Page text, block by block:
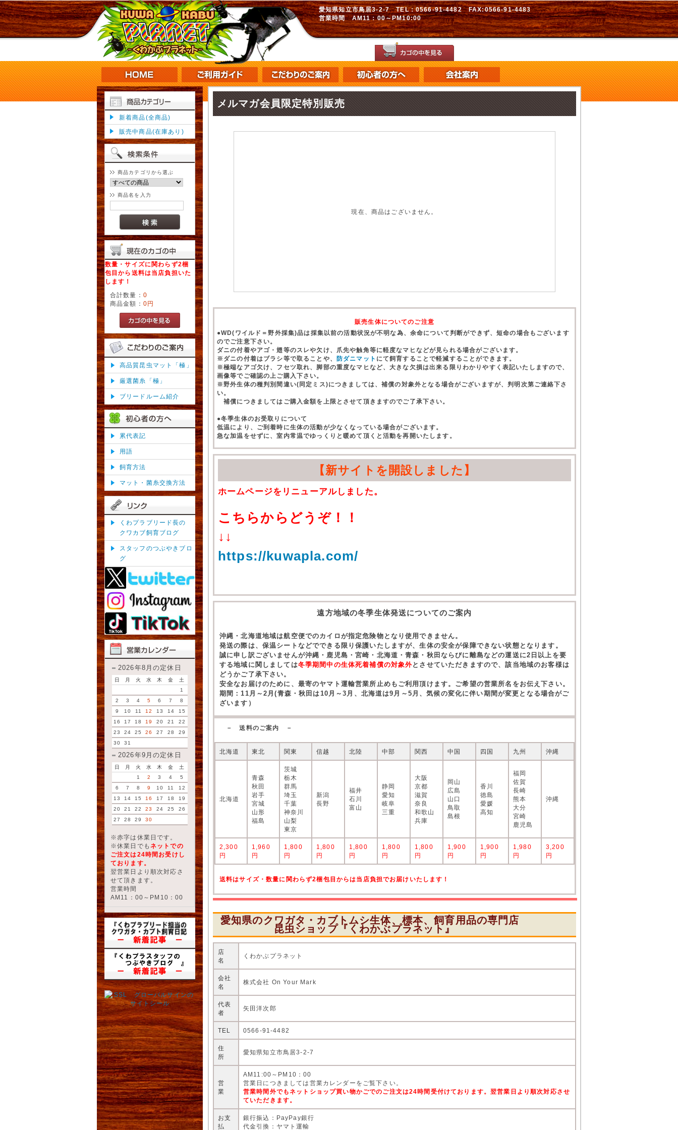
愛知県知立市鳥居3-2-7 TEL：0566-91-4482 FAX:0566-91-4483
営業時間 AM11：00～PM10:00
新着商品(全商品)
販売中商品(在庫あり)
商品カテゴリから選ぶ
商品名を入力
数量・サイズに関わらず2梱
包目から送料は当店負担いた
します！
合計数量： 0
商品金額： 0円
高品質昆虫マット「極」
厳選菌糸「極」
ブリードルーム紹介
累代表記
用語
飼育方法
マット・菌糸交換方法
くわプラブリード長の
クワカブ飼育ブログ
スタッフのつぶやきブロ
グ
2026年8月の定休日
日 月 火 水 木 金
土
1
2
3 4 5 6 7
8
9
10 11 12 13 14
15
16
17 18 19 20 21
22
23
24 25 26 27 28
29
30
31
2026年9月の定休日
日 月 火 水 木 金
土
1
2 3 4
5
6
7 8 9 10 11
12
13
14 15 16 17 18
19
20
21 22 23 24 25
26
27
28 29 30
※赤字は休業日です。
※休業日でも ネットでの
ご注文は24時間お受けし
ております。
翌営業日より順次対応さ
せて頂きます。
営業時間
AM11：00～PM10：00
メルマガ会員限定特別販売
現在、商品はございません。
販売生体についてのご注意
●WD(ワイルド＝野外採集)品は採集以前の活動状況が不明な為、余命について判断ができず、短命の場合もございます
のでご注意下さい。
ダニの付着やアゴ・翅等のスレや欠け、爪先や触角等に軽度なマヒなどが見られる場合がございます。
※ダニの付着はブラシ等で取ることや、 防ダニマット にて飼育することで軽減することができます。
※極端なアゴ欠け、フセツ取れ、脚部の重度なマヒなど、大きな欠損は出来る限りわかりやすく表記いたしますので、
画像等でご確認の上ご購入下さい。
※野外生体の種判別間違い(同定ミス)につきましては、補償の対象外となる場合がございますが、判明次第ご連絡下さ
い。
補償につきましてはご購入金額を上限とさせて頂きますのでご了承下さい。
●冬季生体のお受取りについて
低温により、ご到着時に生体の活動が少なくなっている場合がございます。
急な加温をせずに、室内常温でゆっくりと暖めて頂くと活動を再開いたします。
【新サイトを開設しました】
ホームページをリニューアルしました。
こちらからどうぞ！！
↓↓
https://kuwapla.com/
遠方地域の冬季生体発送についてのご案内
沖縄・北海道地域は航空便でのカイロが指定危険物となり使用できません。
発送の際は、保温シートなどでできる限り保護いたしますが、生体の安全が保障できない状態となります。
誠に申し訳ございませんが沖縄・鹿児島・宮崎・北海道・青森・秋田ならびに離島などの運送に2日以上を要
する地域に関しましては冬季期間中の生体死着補償の対象外とさせていただきますので、該当地域のお客様は
どうかご了承下さい。
安全なお届けのために、最寄のヤマト運輸営業所止めもご利用頂けます。ご希望の営業所名をお伝え下さい。
期間：11月～2月(青森・秋田は10月～3月、北海道は9月～5月、気候の変化に伴い期間が変更となる場合がご
ざいます）
－ 送料のご案内 －
北海道 東北 関東 信越 北陸 中部 関西 中国 四国 九州 沖縄
北海道
青森
秋田
岩手
宮城
山形
福島
茨城
栃木
群馬
埼玉
千葉
神奈川
山梨
東京
新潟
長野
福井
石川
富山
静岡
愛知
岐阜
三重
大阪
京都
滋賀
奈良
和歌山
兵庫
岡山
広島
山口
鳥取
島根
香川
徳島
愛媛
高知
福岡
佐賀
長崎
熊本
大分
宮崎
鹿児島
沖縄
2,300
円
1,960
円
1,800
円
1,800
円
1,800
円
1,800
円
1,800
円
1,900
円
1,900
円
1,980
円
3,200
円
送料はサイズ・数量に関わらず2梱包目からは当店負担でお届けいたします！
愛知県のクワガタ・カブトムシ生体、標本、飼育用品の専門店
昆虫ショップ『くわかぶプラネット』
店
名
くわかぶプラネット
会社
名
株式会社 On Your Mark
代表
者
矢田洋次郎
TEL 0566-91-4482
住
所
愛知県知立市鳥居3-2-7
営
業
AM11:00～PM10：00
営業日につきましては営業カレンダーをご覧下さい。
営業時間外でもネットショップ買い物かごでのご注文は24時間受付けております。翌営業日より順次対応させ
ていただきます。
お支
払
銀行振込：PayPay銀行
代金引換：ヤマト運輸